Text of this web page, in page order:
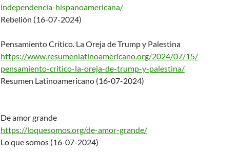
independencia-hispanoamericana/
Rebelión (16-07-2024)
Pensamiento Crítico. La Oreja de Trump y Palestina
https://www.resumenlatinoamericano.org/2024/07/15/
pensamiento-critico-la-oreja-de-trump-y-palestina/
Resumen Latinoamericano (16-07-2024)
De amor grande
https://loquesomos.org/de-amor-grande/
Lo que somos (16-07-2024)